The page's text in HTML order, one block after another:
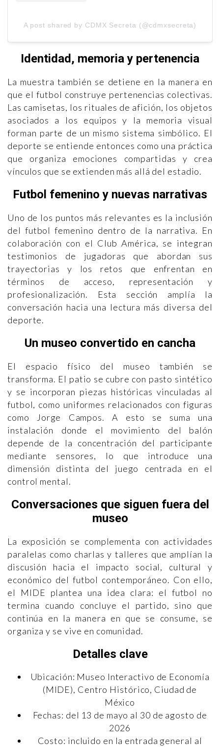
A post shared by CDMX Secreta (@cdmxsecreta)
Identidad, memoria y pertenencia
La muestra también se detiene en la manera en
que el futbol construye pertenencias colectivas.
Las camisetas, los rituales de afición, los objetos
asociados a los equipos y la memoria visual
forman parte de un mismo sistema simbólico. El
deporte se entiende entonces como una práctica
que organiza emociones compartidas y crea
vínculos que se extienden más allá del estadio.
Futbol femenino y nuevas narrativas
Uno de los puntos más relevantes es la inclusión
del futbol femenino dentro de la narrativa. En
colaboración con el Club América, se integran
testimonios de jugadoras que abordan sus
trayectorias y los retos que enfrentan en
términos de acceso, representación y
profesionalización. Esta sección amplía la
conversación hacia una lectura más diversa del
deporte.
Un museo convertido en cancha
El espacio físico del museo también se
transforma. El patio se cubre con pasto sintético
y se incorporan piezas históricas vinculadas al
futbol, como uniformes relacionados con figuras
como Jorge Campos. A esto se suma una
instalación donde el movimiento del balón
depende de la concentración del participante
mediante sensores, lo que introduce una
dimensión distinta del juego centrada en el
control mental.
Conversaciones que siguen fuera del
museo
La exposición se complementa con actividades
paralelas como charlas y talleres que amplían la
discusión hacia el impacto social, cultural y
económico del futbol contemporáneo. Con ello,
el MIDE plantea una idea clara: el futbol no
termina cuando concluye el partido, sino que
continúa en la manera en que se consume, se
organiza y se vive en comunidad.
Detalles clave
Ubicación: Museo Interactivo de Economía
(MIDE), Centro Histórico, Ciudad de
México
Fechas: del 13 de mayo al 30 de agosto de
2026
Costo: incluido en la entrada general al